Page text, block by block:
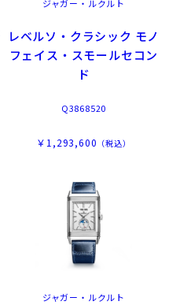
ジャガー・ルクルト
レベルソ・クラシック モノ
フェイス・スモールセコン
ド
Q3868520
￥1,293,600 （税込）
ジャガー・ルクルト